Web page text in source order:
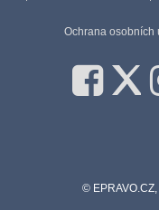
Ochrana osobních
©